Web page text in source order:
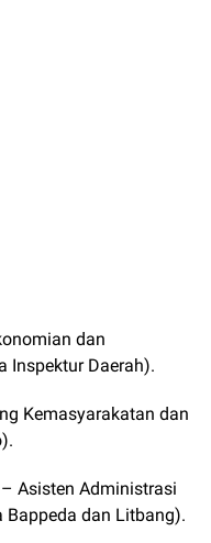
dan
Inspektur Daerah).
Kemasyarakatan dan
Asisten Administrasi
Bappeda dan Litbang).